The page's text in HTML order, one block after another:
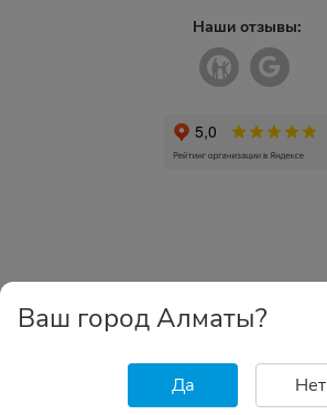
Наши отзывы:
Ваш город Алматы?
Да Нет